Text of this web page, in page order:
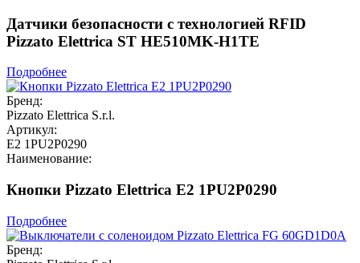
Датчики безопасности с технологией RFID
Pizzato Elettrica ST HE510MK-H1TE
Подробнее
Бренд:
Pizzato Elettrica S.r.l.
Артикул:
E2 1PU2P0290
Наименование:
Кнопки Pizzato Elettrica E2 1PU2P0290
Подробнее
Бренд: